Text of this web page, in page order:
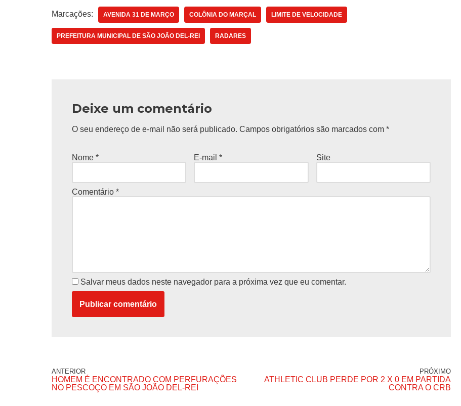
Marcações: AVENIDA 31 DE MARÇO COLÔNIA DO MARÇAL LIMITE DE VELOCIDADE
PREFEITURA MUNICIPAL DE SÃO JOÃO DEL-REI RADARES
Deixe um comentário
O seu endereço de e-mail não será publicado. Campos obrigatórios são marcados com *
Nome * E-mail* Site
Comentário *
Salvar meus dados neste navegador para a próxima vez que eu comentar.
ANTERIOR
HOMEM É ENCONTRADO COM PERFURAÇÕES
NO PESCOÇO EM SÃO JOÃO DEL-REI
PRÓXIMO
ATHLETIC CLUB PERDE POR 2 X 0 EM PARTIDA
CONTRA O CRB